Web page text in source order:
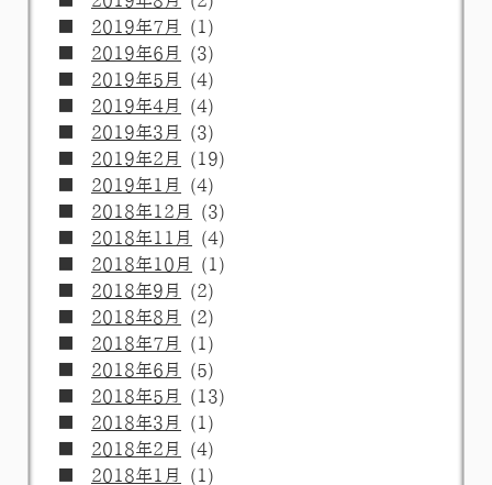
2019年7月
(1)
2019年6月
(3)
2019年5月
(4)
2019年4月
(4)
2019年3月
(3)
2019年2月
(19)
2019年1月
(4)
2018年12月
(3)
2018年11月
(4)
2018年10月
(1)
2018年9月
(2)
2018年8月
(2)
2018年7月
(1)
2018年6月
(5)
2018年5月
(13)
2018年3月
(1)
2018年2月
(4)
2018年1月
(1)